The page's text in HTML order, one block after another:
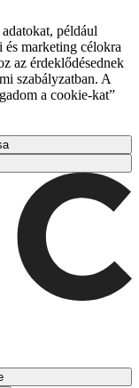
például
marketing célokra
az érdeklődésednek
szabályzatban. A
a cookie-kat”